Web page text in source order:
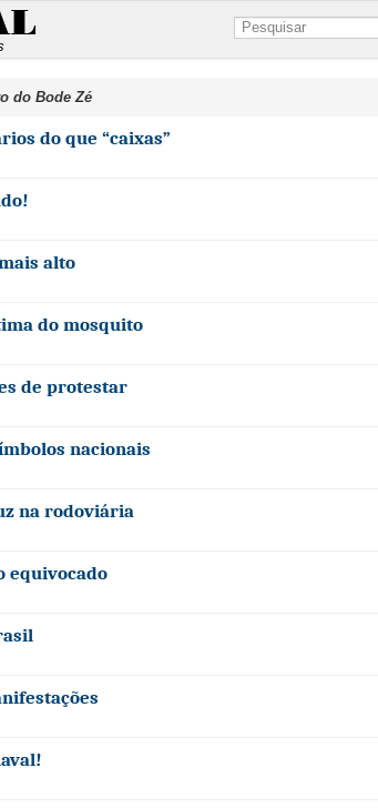
do Bode Zé
do que “caixas”
alto
do mosquito
de protestar
nacionais
na rodoviária
equivocado